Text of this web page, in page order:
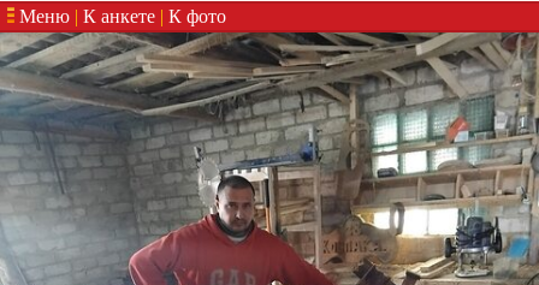
Меню | К анкете | К фото